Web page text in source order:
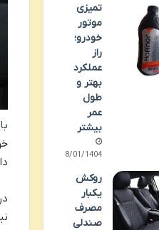
تمیزی
موتور
خودرو؛
راز
عملکرد
بهتر و
طول
عمر
بیشتر
28/01/1404
روکش
یکبار
مصرف
صندلی